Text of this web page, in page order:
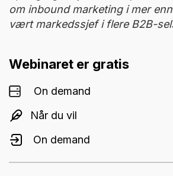
om inbound marketing i mer
vært markedssjef i flere B2B-
Webinaret er gratis
On demand
Når du vil
On demand